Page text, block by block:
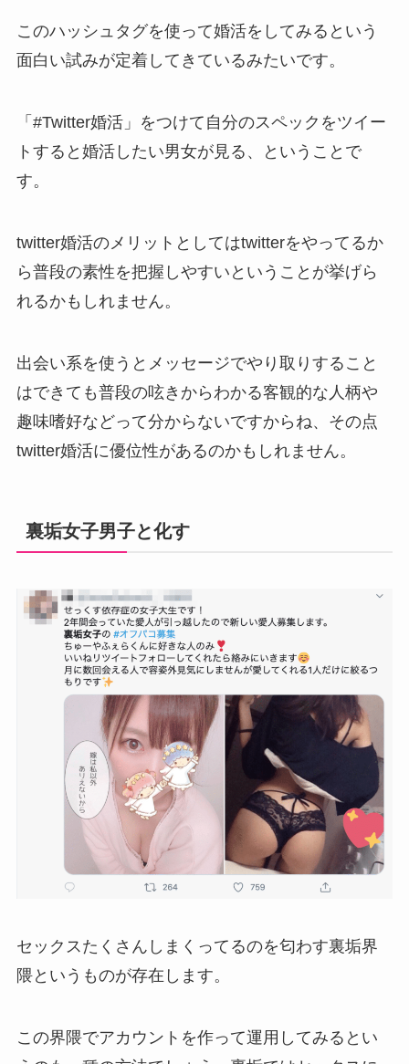
このハッシュタグを使って婚活をしてみるという
面白い試みが定着してきているみたいです。
「#Twitter婚活」をつけて自分のスペックをツイー
トすると婚活したい男女が見る、ということで
す。
twitter婚活のメリットとしてはtwitterをやってるか
ら普段の素性を把握しやすいということが挙げら
れるかもしれません。
出会い系を使うとメッセージでやり取りすること
はできても普段の呟きからわかる客観的な人柄や
趣味嗜好などって分からないですからね、その点
twitter婚活に優位性があるのかもしれません。
裏垢女子男子と化す
セックスたくさんしまくってるのを匂わす裏垢界
隈というものが存在します。
この界隈でアカウントを作って運用してみるとい